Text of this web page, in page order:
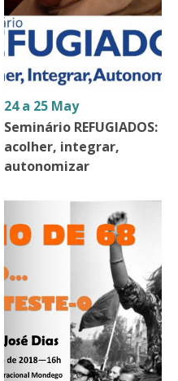
24 a 25 May
Seminário REFUGIADOS:
acolher, integrar,
autonomizar